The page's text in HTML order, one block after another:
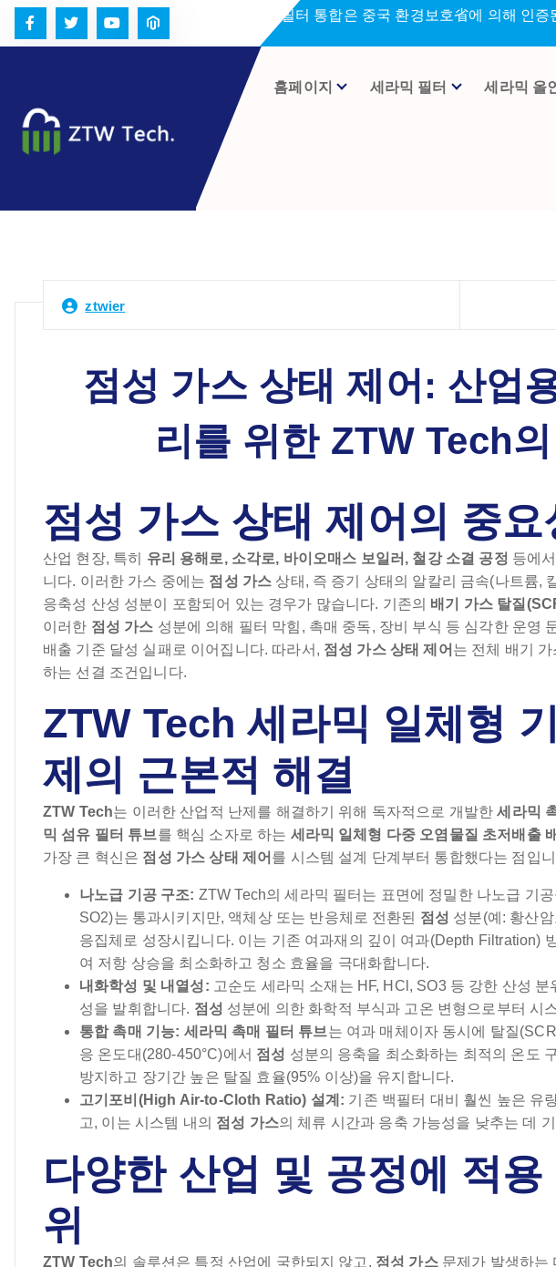
세라미크 필터 통합은 중국 환경보호省에 의해 인
홈페이지 세라믹 필터 세라믹 올
ztwier
점성 가스 상태 제어: 산업
리를 위한 ZTW Tech
점성 가스 상태 제어의 중요
산업 현장, 특히 유리 용해로, 소각로, 바이오매스 보일러, 철강 소결 공정 등에
니다. 이러한 가스 중에는 점성 가스 상태, 즉 증기 상태의 알칼리 금속(나트륨,
응축성 산성 성분이 포함되어 있는 경우가 많습니다. 기존의 배기 가스 탈질
이러한 점성 가스 성분에 의해 필터 막힘, 촉매 중독, 장비 부식 등 심각한 운영
배출 기준 달성 실패로 이어집니다. 따라서, 점성 가스 상태 제어 는 전체 배기
하는 선결 조건입니다.
ZTW Tech 세라믹 일체형
제의 근본적 해결
ZTW Tech는 이러한 산업적 난제를 해결하기 위해 독자적으로 개발한세라믹
믹 섬유 필터 튜브를 핵심 소자로 하는 세라믹 일체형 다중 오염물질 초저배출
가장 큰 혁신은 점성 가스 상태 제어 를 시스템 설계 단계부터 통합했다는 점입
나노급 기공 구조: ZTW Tech의 세라믹 필터는 표면에 정밀한 나노급 기
SO2)는 통과시키지만, 액체상 또는 반응체로 전환된 점성 성분(예: 황산
응집체로 성장시킵니다. 이는 기존 여과재의 깊이 여과(Depth Filtration)
여 저항 상승을 최소화하고 청소 효율을 극대화합니다.
내화학성 및 내열성: 고순도 세라믹 소재는 HF, HCl, SO3 등 강한 산성
성을 발휘합니다. 점성 성분에 의한 화학적 부식과 고온 변형으로부터 시
통합 촉매 기능: 세라믹 촉매 필터 튜브는 여과 매체이자 동시에 탈질
응 온도대(280-450°C)에서 점성 성분의 응축을 최소화하는 최적의 온도
방지하고 장기간 높은 탈질 효율(95% 이상)을 유지합니다.
고기포비(High Air-to-Cloth Ratio) 설계: 기존 백필터 대비 훨씬 높은 유
고, 이는 시스템 내의 점성 가스의 체류 시간과 응축 가능성을 낮추는 데
다양한 산업 및 공정에 적
위
ZTW Tech의 솔루션은 특정 산업에 국한되지 않고, 점성 가스문제가 발생하는